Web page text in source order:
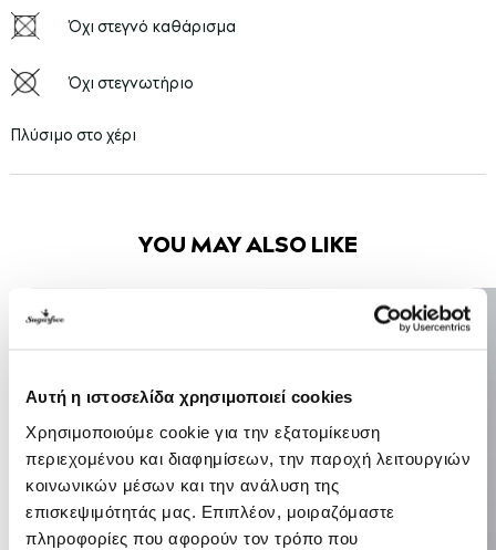
Αυτή η ιστοσελίδα χρησιμοποιεί cookies
Χρησιμοποιούμε cookie για την εξατομίκευση
περιεχομένου και διαφημίσεων, την παροχή λειτουργιών
κοινωνικών μέσων και την ανάλυση της
επισκεψιμότητάς μας. Επιπλέον, μοιραζόμαστε
πληροφορίες που αφορούν τον τρόπο που
Όχι στεγνό καθάρισμα
Όχι στεγνωτήριο
Πλύσιμο στο χέρι
YOU MAY ALSO LIKE
-40%